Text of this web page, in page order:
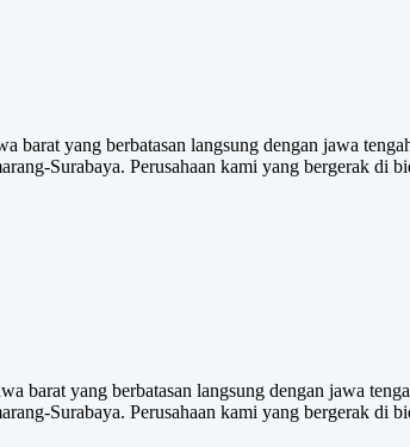
barat yang berbatasan langsung dengan jawa
Surabaya. Perusahaan kami yang bergerak
barat yang berbatasan langsung dengan jawa
Surabaya. Perusahaan kami yang bergerak